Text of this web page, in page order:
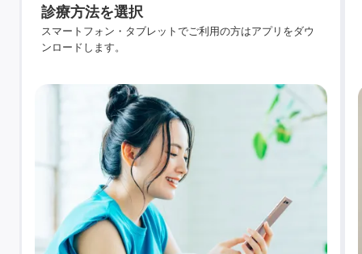
診療方法を選択
スマートフォン・タブレットでご利用の方はアプリをダウ
ンロードします。